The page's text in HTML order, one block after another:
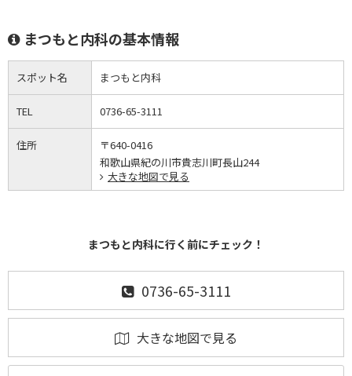
まつもと内科の基本情報
スポット名 まつもと内科
TEL 0736-65-3111
住所
〒640-0416
和歌山県紀の川市貴志川町長山244
大きな地図で見る
まつもと内科に行く前にチェック！
0736-65-3111
大きな地図で見る